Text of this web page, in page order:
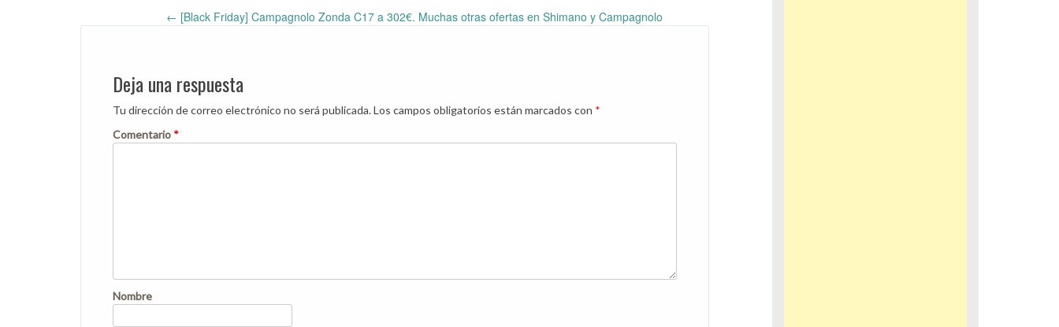
Post
navigation
← [Black Friday] Campagnolo Zonda C17 a 302€. Muchas otras ofertas en Shimano y Campagnolo
Deja una respuesta
Tu dirección de correo electrónico no será publicada.Los campos obligatorios están marcados con *
Comentario *
Nombre